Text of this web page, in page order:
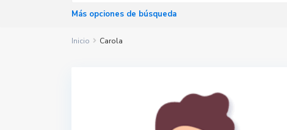
Más opciones de búsqueda
Inicio Carola